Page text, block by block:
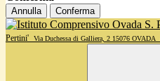
Annulla Conferma
Pertini'
Via Duchessa di Galliera, 2 15076 OVADA